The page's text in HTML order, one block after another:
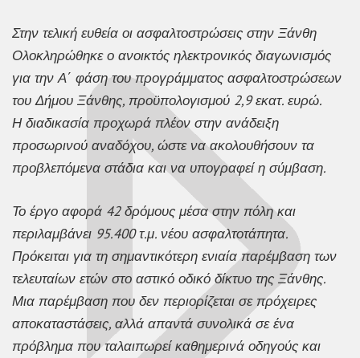
Στην τελική ευθεία οι ασφαλτοστρώσεις στην Ξάνθη
Ολοκληρώθηκε ο ανοικτός ηλεκτρονικός διαγωνισμός
για την Α΄ φάση του προγράμματος ασφαλτοστρώσεων
του Δήμου Ξάνθης, προϋπολογισμού 2,9 εκατ. ευρώ.
Η διαδικασία προχωρά πλέον στην ανάδειξη
προσωρινού αναδόχου, ώστε να ακολουθήσουν τα
προβλεπόμενα στάδια και να υπογραφεί η σύμβαση.
Το έργο αφορά 42 δρόμους μέσα στην πόλη και
περιλαμβάνει 95.400 τ.μ. νέου ασφαλτοτάπητα.
Πρόκειται για τη σημαντικότερη ενιαία παρέμβαση των
τελευταίων ετών στο αστικό οδικό δίκτυο της Ξάνθης.
Μια παρέμβαση που δεν περιορίζεται σε πρόχειρες
αποκαταστάσεις, αλλά απαντά συνολικά σε ένα
πρόβλημα που ταλαιπωρεί καθημερινά οδηγούς και